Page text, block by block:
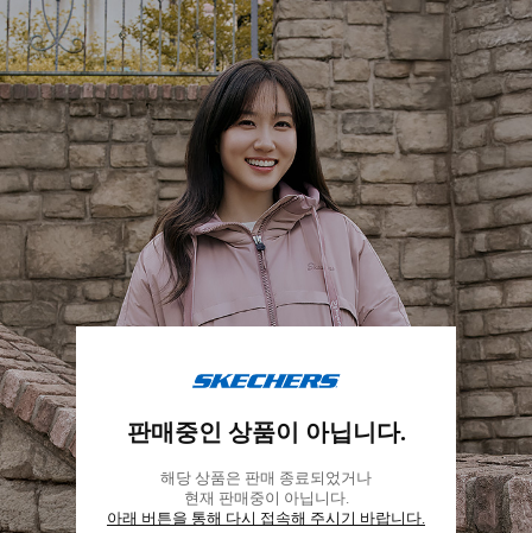
스
쳐
코
리
판매중인 상품이 아닙니다.
해당 상품은 판매 종료되었거나
현재 판매중이 아닙니다.
아래 버튼을 통해 다시 접속해 주시기 바랍니다.